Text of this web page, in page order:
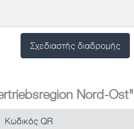
Σχεδιαστής διαδρομής
Nord-Ost"
Κωδικός QR